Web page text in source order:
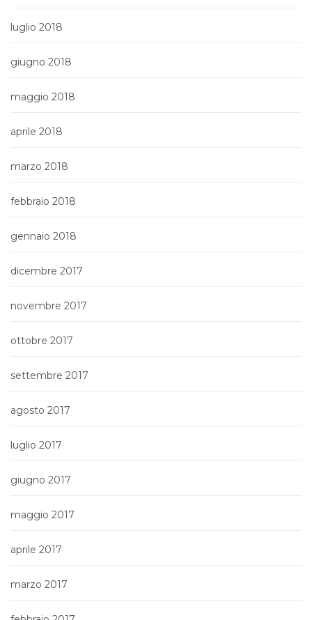
luglio 2018
giugno 2018
maggio 2018
aprile 2018
marzo 2018
febbraio 2018
gennaio 2018
dicembre 2017
novembre 2017
ottobre 2017
settembre 2017
agosto 2017
luglio 2017
giugno 2017
maggio 2017
aprile 2017
marzo 2017